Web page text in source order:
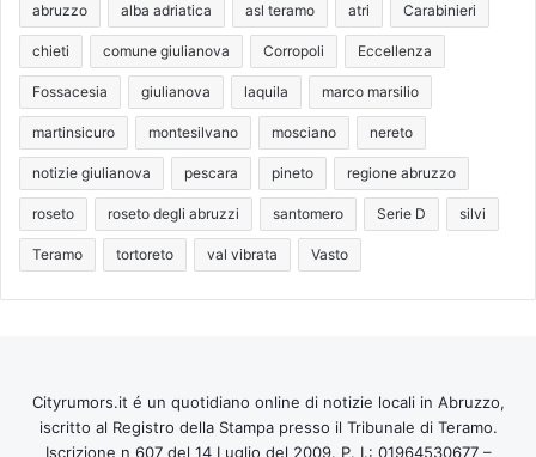
abruzzo alba adriatica asl teramo atri Carabinieri
chieti comune giulianova Corropoli Eccellenza
Fossacesia giulianova laquila marco marsilio
martinsicuro montesilvano mosciano nereto
notizie giulianova pescara pineto regione abruzzo
roseto roseto degli abruzzi santomero Serie D silvi
Teramo tortoreto val vibrata Vasto
Cityrumors.it é un quotidiano online di notizie locali in Abruzzo,
iscritto al Registro della Stampa presso il Tribunale di Teramo.
Iscrizione n 607 del 14 Luglio del 2009. P. I.: 01964530677 –